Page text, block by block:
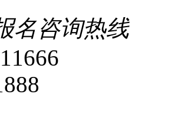
名咨询热线